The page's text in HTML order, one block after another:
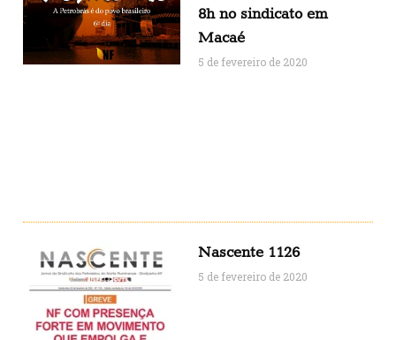
8h no sindicato em
Macaé
5 de fevereiro de 2020
Nascente 1126
5 de fevereiro de 2020